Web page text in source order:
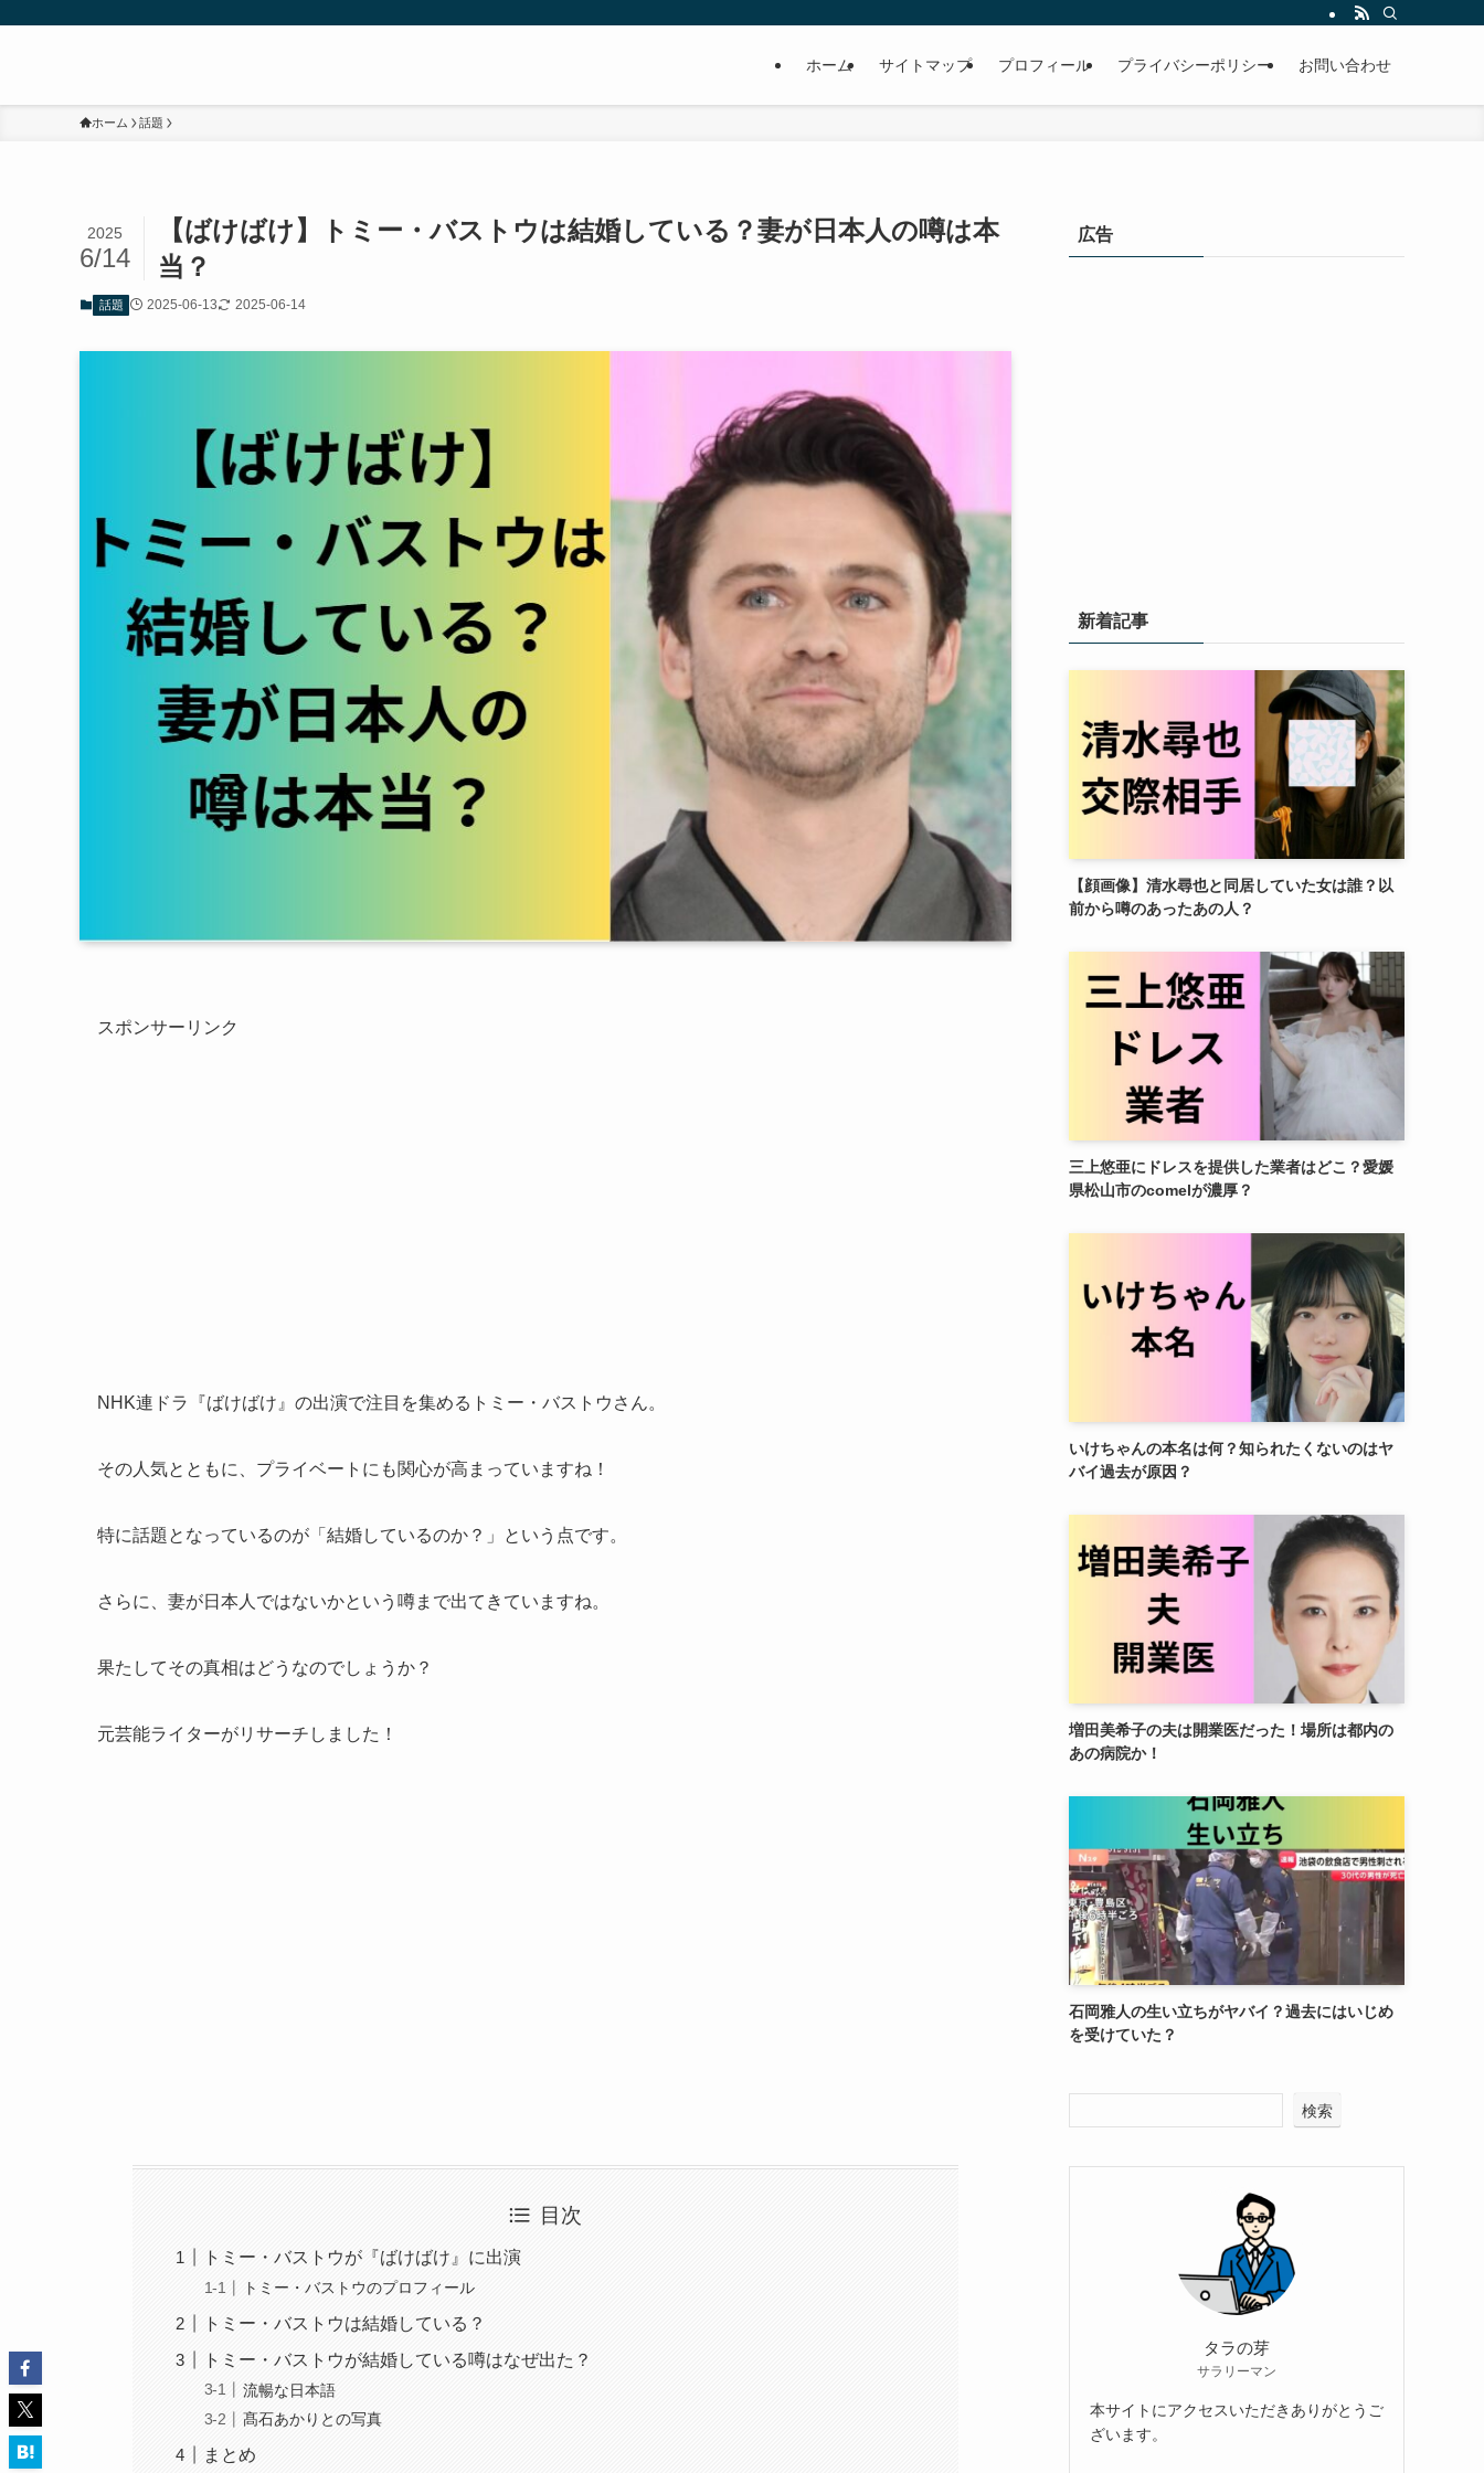
ホーム サイトマップ プロフィール プライバシーポリシー お問い合わせ
ホーム 話題
【ばけばけ】トミー・バストウは結婚している？妻が日本人の噂は本
当？
2025
6/14
話題 2025-06-13 2025-06-14
スポンサーリンク
NHK連ドラ『ばけばけ』の出演で注目を集めるトミー・バストウさん。
その人気とともに、プライベートにも関心が高まっていますね！
特に話題となっているのが「結婚しているのか？」という点です。
さらに、妻が日本人ではないかという噂まで出てきていますね。
果たしてその真相はどうなのでしょうか？
元芸能ライターがリサーチしました！
目次
トミー・バストウが『ばけばけ』に出演
トミー・バストウのプロフィール
トミー・バストウは結婚している？
トミー・バストウが結婚している噂はなぜ出た？
流暢な日本語
髙石あかりとの写真
まとめ
広告
新着記事
【顔画像】清水尋也と同居していた女は誰？以
前から噂のあったあの人？
三上悠亜にドレスを提供した業者はどこ？愛媛
県松山市のcomelが濃厚？
いけちゃんの本名は何？知られたくないのはヤ
バイ過去が原因？
増田美希子の夫は開業医だった！場所は都内の
あの病院か！
石岡雅人の生い立ちがヤバイ？過去にはいじめ
を受けていた？
検索
タラの芽
サラリーマン
本サイトにアクセスいただきありがとうご
ざいます。